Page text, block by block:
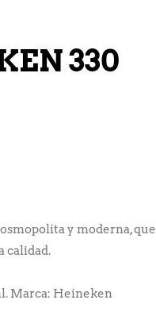
330
y moderna, que
calidad.
Marca: Heineken